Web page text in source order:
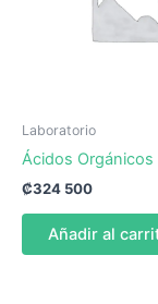
Laboratorio
Ácidos Orgánicos
₡324 500
Añadir al